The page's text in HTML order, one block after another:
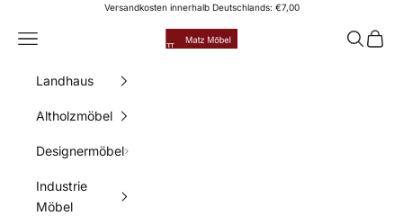
Zum Inhalt springenVersandkosten innerhalb Deutschlands: €7,00
Matz Möbel
Menü Suchen
Landhaus
Altholzmöbel
Designermöbel
Industrie
Möbel